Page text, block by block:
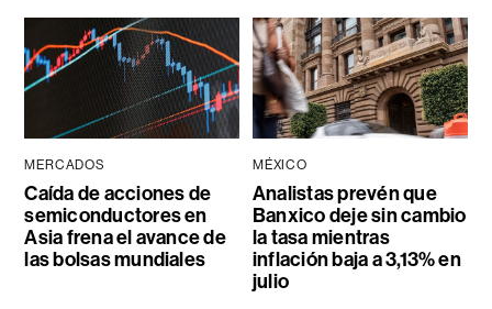
MERCADOS
Caída de acciones de
semiconductores en
Asia frena el avance de
las bolsas mundiales
MÉXICO
Analistas prevén que
Banxico deje sin cambio
la tasa mientras
inflación baja a 3,13% en
julio